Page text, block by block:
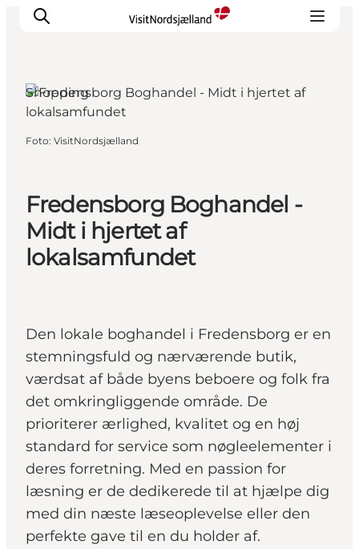
Highlights
Overnatning
Byer
Planlæg ferien
Fredensborg Boghandel -
Midt i hjertet af
lokalsamfundet
Den lokale boghandel i Fredensborg er en
stemningsfuld og nærværende butik,
værdsat af både byens beboere og folk fra
det omkringliggende område. De
prioriterer ærlighed, kvalitet og en høj
standard for service som nøgleelementer i
deres forretning. Med en passion for
læsning er de dedikerede til at hjælpe dig
med din næste læseoplevelse eller den
perfekte gave til en du holder af.
Shopping
Foto: VisitNordsjælland